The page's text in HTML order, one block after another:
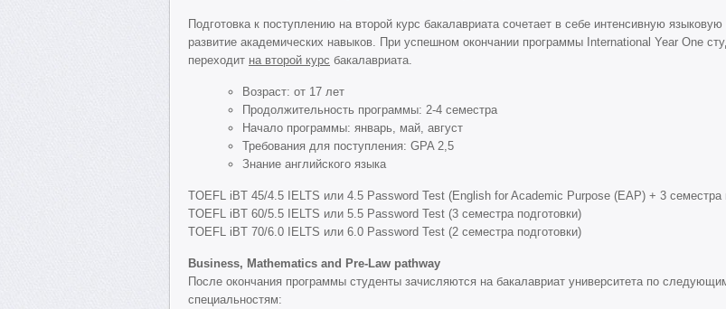
Подготовка к поступлению на второй курс бакалавриата сочетает в себе интенсивную языковую
развитие академических навыков. При успешном окончании программы International Year One
переходит на второй курс бакалавриата.
Возраст: от 17 лет
Продолжительность программы: 2-4 семестра
Начало программы: январь, май, август
Требования для поступления: GPA 2,5
Знание английского языка
TOEFL iBT 45/4.5 IELTS или 4.5 Password Test (English for Academic Purpose (EAP) + 3 семестра
TOEFL iBT 60/5.5 IELTS или 5.5 Password Test (3 семестра подготовки)
TOEFL iBT 70/6.0 IELTS или 6.0 Password Test (2 семестра подготовки)
Business, Mathematics and Pre-Law pathway
После окончания программы студенты зачисляются на бакалавриат университета по
специальностям: